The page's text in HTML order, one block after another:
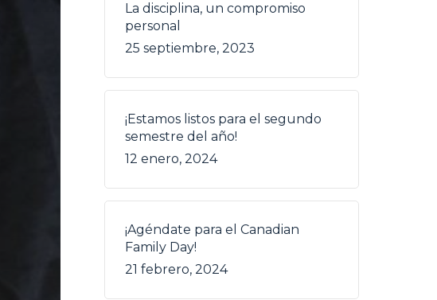
La disciplina, un compromiso
personal
25 septiembre, 2023
¡Estamos listos para el segundo
semestre del año!
12 enero, 2024
¡Agéndate para el Canadian
Family Day!
21 febrero, 2024